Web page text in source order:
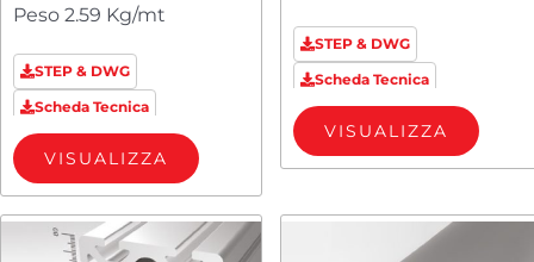
Peso 2.59 Kg/mt
STEP & DWG
Scheda Tecnica
VISUALIZZA
STEP & DWG
Scheda Tecnica
VISUALIZZA